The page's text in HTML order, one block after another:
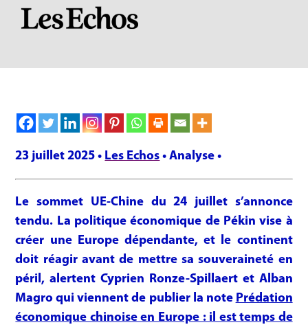
23 juillet 2025 • Les Echos • Analyse •
Le sommet UE-Chine du 24 juillet s’annonce
tendu. La politique économique de Pékin vise à
créer une Europe dépendante, et le continent
doit réagir avant de mettre sa souveraineté en
péril, alertent Cyprien Ronze-Spillaert et Alban
Magro qui viennent de publier la note Prédation
économique chinoise en Europe : il est temps de